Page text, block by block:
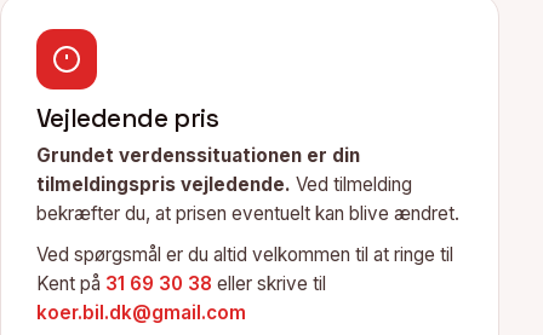
Vejledende pris
Grundet verdenssituationen er din
tilmeldingspris vejledende. Ved tilmelding
bekræfter du, at prisen eventuelt kan blive ændret.
Ved spørgsmål er du altid velkommen til at ringe til
Kent på 31 69 30 38 eller skrive til
koer.bil.dk@gmail.com